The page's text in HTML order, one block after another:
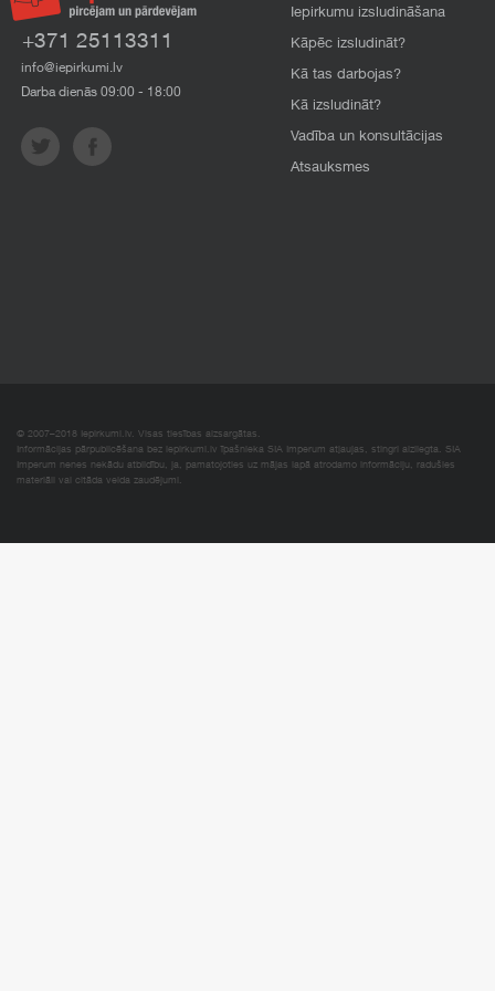
+371 25113311
info@iepirkumi.lv
Darba dienās 09:00 - 18:00
Iepirkumu izsludināšana
Kāpēc izsludināt?
Kā tas darbojas?
Kā izsludināt?
Vadība un konsultācijas
Atsauksmes
© 2007–2018 Iepirkumi.lv. Visas tiesības aizsargātas.
Informācijas pārpublicēšana bez iepirkumi.lv īpašnieka SIA Imperum atļaujas, stingri aizliegta. SIA
Imperum nenes nekādu atbildību, ja, pamatojoties uz mājas lapā atrodamo informāciju, radušies
materiāli vai citāda veida zaudējumi.